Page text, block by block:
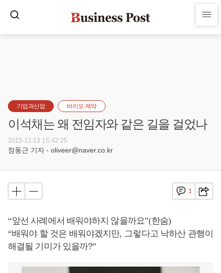
기업과산업 바이오·제약
이석채는 왜 전임자와 같은 길을 걸었나
2013-12-13 15:42:25
정동근 기자 - oliveer@naver.co.kr
1
“앞선 사례에서 배워야하지 않을까요”(한숨)
“배워야 할 것은 배워야겠지만, 그렇다고 낙하산 관행이
해결될 기미가 있을까?”